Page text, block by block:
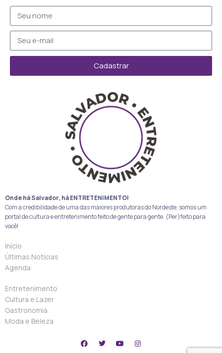
Cadastrar
Onde há Salvador, há ENTRETENIMENTO!
Com a credibilidade de uma das maiores produtoras do Nordeste, somos um
portal de cultura e entretenimento feito de gente para gente. (Per)feito para
você!
Início
Últimas Notícias
Agenda
Entretenimento
Cultura e Lazer
Gastronomia
Moda e Beleza